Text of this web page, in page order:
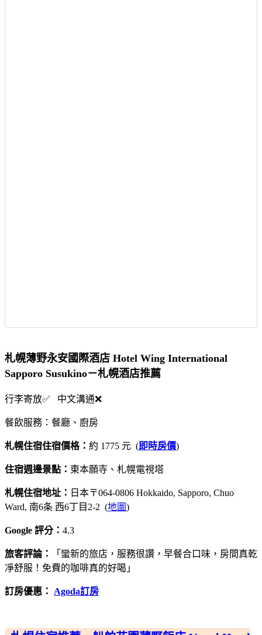
札幌薄野永安國際酒店 Hotel Wing International
Sapporo Susukino－札幌酒店推薦
行李寄放✅ 中文溝通❌
餐飲服務：餐廳、廚房
札幌住宿住宿價格： 約 1775 元 (即時房價)
住宿週邊景點： 東本願寺、札幌電視塔
札幌住宿地址： 日本〒064-0806 Hokkaido, Sapporo, Chuo
Ward, 南6条 ⻄6丁目2-2 (地圖)
Google 評分： 4.3
旅客評論：
「蠻新的旅店，服務很讚，早餐合口味，房間真乾
凈舒服！免費的咖啡真的好喝」
訂房優惠： Agoda訂房